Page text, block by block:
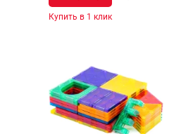
Купить в 1 клик